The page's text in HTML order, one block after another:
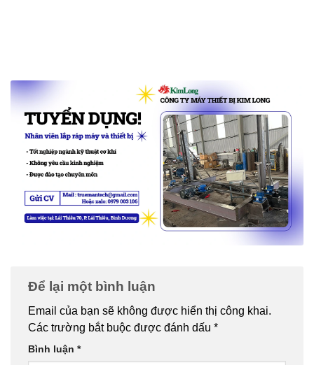
Để lại một bình luận
Email của bạn sẽ không được hiển thị công khai.
Các trường bắt buộc được đánh dấu *
Bình luận *